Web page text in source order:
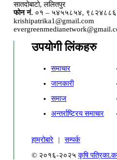
सातदोबाटो, ललितपुर
फोन नं. ०१ – ५४५५८५४,
krishipatrika1@gmail.com
उपयोगी लिंकहरु
समाचार
जानकारी
समाज
अन्तर्राष्ट्रिय समाचार
हाम्रोबारे |
सम्पर्क
© २०१६-२०२५कृषि